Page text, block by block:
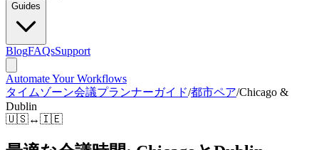
Guides
BlogFAQsSupport
Automate Your Workflows
タイムゾーン会議プランナーガイド/都市ペア/Chicago &
Dublin
🇺🇸↔🇮🇪